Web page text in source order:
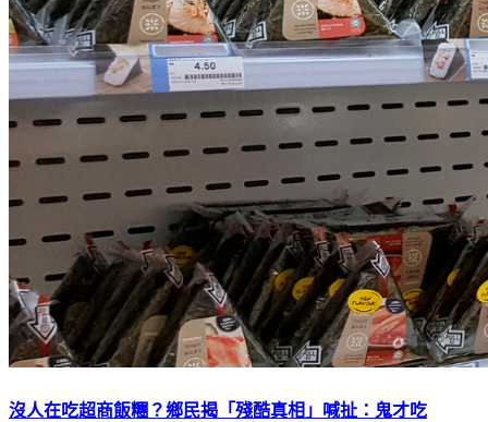
沒人在吃超商飯糰？鄉民揭「殘酷真相」喊扯：鬼才吃